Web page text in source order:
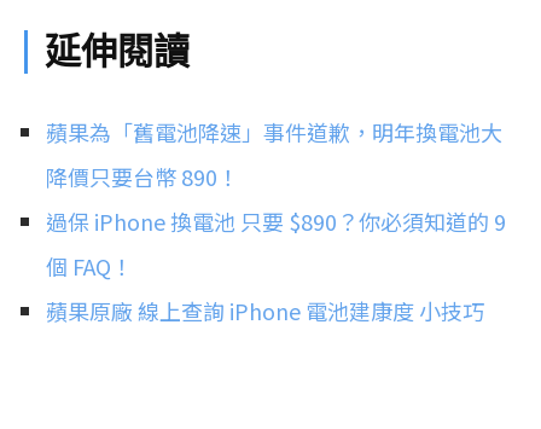
延伸閱讀
蘋果為「舊電池降速」事件道歉，明年換電池大
降價只要台幣 890！
過保 iPhone 換電池 只要 $890？你必須知道的 9
個 FAQ！
蘋果原廠 線上查詢 iPhone 電池建康度 小技巧